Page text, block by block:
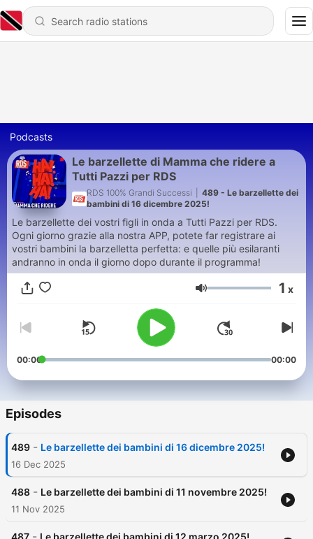
Podcasts
Le barzellette di Mamma che ridere a
Tutti Pazzi per RDS
RDS 100% Grandi Successi
489 - Le barzellette dei
bambini di 16 dicembre 2025!
Le barzellette dei vostri figli in onda a Tutti Pazzi per RDS.
Ogni giorno grazie alla nostra APP, potete far registrare ai
vostri bambini la barzelletta perfetta: e quelle più esilaranti
andranno in onda il giorno dopo durante il programma!
Volume 1 x
00:00 00:00
Episodes
489 - Le barzellette dei bambini di 16 dicembre 2025!
16 Dec 2025
488 - Le barzellette dei bambini di 11 novembre 2025!
11 Nov 2025